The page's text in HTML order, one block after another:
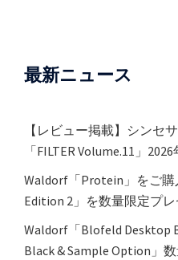
最新ニュース
【レビュー掲載】シンセ
「FILTER Volume.11」
Waldorf「Protein」をご
Edition 2」を数量限定プレ
Waldorf「Blofeld Desktop
Black & Sample Option」